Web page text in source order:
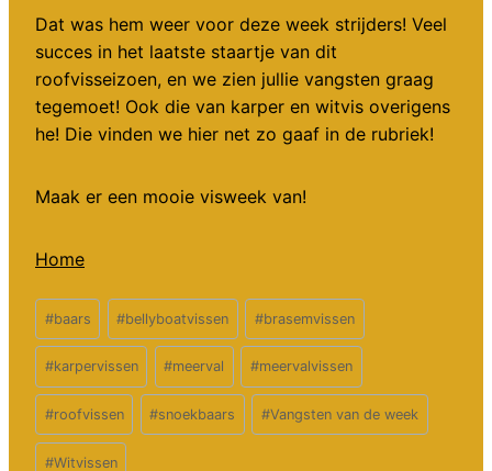
Dat was hem weer voor deze week strijders! Veel
succes in het laatste staartje van dit
roofvisseizoen, en we zien jullie vangsten graag
tegemoet! Ook die van karper en witvis overigens
he! Die vinden we hier net zo gaaf in de rubriek!
Maak er een mooie visweek van!
Home
Bericht
tags:
#baars #bellyboatvissen #brasemvissen
#karpervissen #meerval #meervalvissen
#roofvissen #snoekbaars #Vangsten van de week
#Witvissen